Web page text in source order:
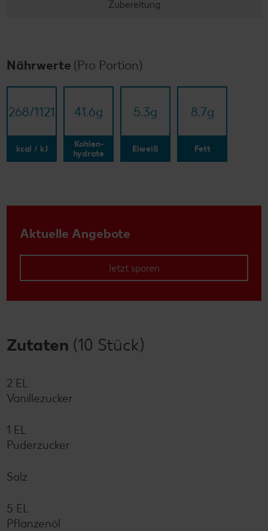
Zubereitung
Nährwerte (Pro Portion)
268/​1121
kcal / kJ
41.6g
Kohlen-
hydrate
5.3g
Eiweiß
8.7g
Fett
Aktuelle Angebote
Jetzt sparen
Zutaten (10 Stück)
2 EL
Vanillezucker
1 EL
Puderzucker
Salz
5 EL
Pflanzenöl